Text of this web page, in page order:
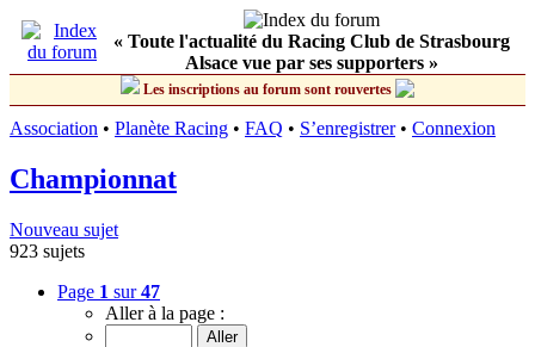
« Toute l'actualité du Racing Club de Strasbourg
Alsace vue par ses supporters »
Les inscriptions au forum sont rouvertes
Association • Planète Racing • FAQ • S’enregistrer• Connexion
Championnat
Nouveau sujet
923 sujets
Page 1 sur47
Aller à la page :